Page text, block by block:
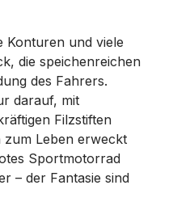
Konturen und viele
die speichenreichen
des Fahrers.
darauf, mit
Filzstiften
Leben erweckt
Sportmotorrad
– der Fantasie sind